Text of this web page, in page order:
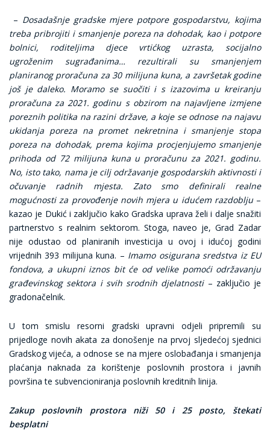
– Dosadašnje gradske mjere potpore gospodarstvu, kojima
treba pribrojiti i smanjenje poreza na dohodak, kao i potpore
bolnici, roditeljima djece vrtićkog uzrasta, socijalno
ugroženim sugrađanima… rezultirali su smanjenjem
planiranog proračuna za 30 milijuna kuna, a završetak godine
još je daleko. Moramo se suočiti i s izazovima u kreiranju
proračuna za 2021. godinu s obzirom na najavljene izmjene
poreznih politika na razini države, a koje se odnose na najavu
ukidanja poreza na promet nekretnina i smanjenje stopa
poreza na dohodak, prema kojima procjenjujemo smanjenje
prihoda od 72 milijuna kuna u proračunu za 2021. godinu.
No, isto tako, nama je cilj održavanje gospodarskih aktivnosti i
očuvanje radnih mjesta. Zato smo definirali realne
mogućnosti za provođenje novih mjera u idućem razdoblju–
kazao je Dukić i zaključio kako Gradska uprava želi i dalje snažiti
partnerstvo s realnim sektorom. Stoga, naveo je, Grad Zadar
nije odustao od planiranih investicija u ovoj i idućoj godini
vrijednih 393 milijuna kuna. – Imamo osigurana sredstva iz EU
fondova, a ukupni iznos bit će od velike pomoći održavanju
građevinskog sektora i svih srodnih djelatnosti – zaključio je
gradonačelnik.
U tom smislu resorni gradski upravni odjeli pripremili su
prijedloge novih akata za donošenje na prvoj sljedećoj sjednici
Gradskog vijeća, a odnose se na mjere oslobađanja i smanjenja
plaćanja naknada za korištenje poslovnih prostora i javnih
površina te subvencioniranja poslovnih kreditnih linija.
Zakup poslovnih prostora niži 50 i 25 posto, štekati
besplatni